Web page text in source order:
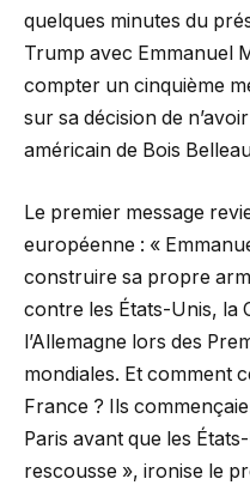
quelques minutes du
Trump avec Emmanuel
compter un cinquième
sur sa décision de
américain de Bois
Le premier message
européenne : «
construire sa propre
contre les États-Unis, la
l’Allemagne lors des
mondiales. Et comment
France ? Ils
Paris avant que les
rescousse », ironise le